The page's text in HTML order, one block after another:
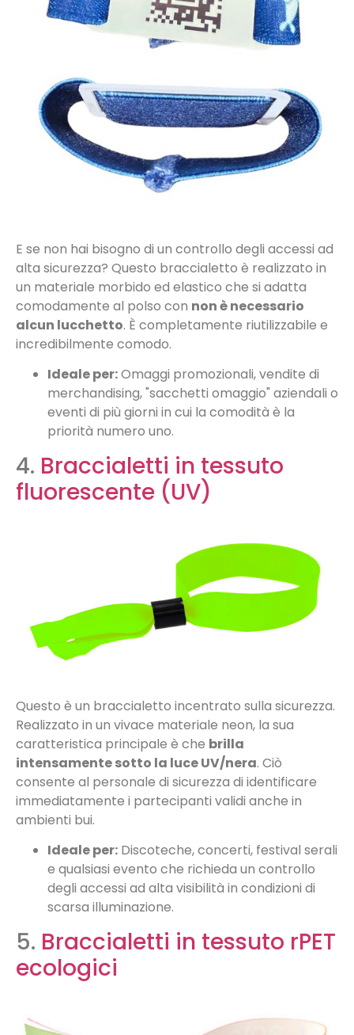
E se non hai bisogno di un controllo degli accessi ad
alta sicurezza? Questo braccialetto è realizzato in
un materiale morbido ed elastico che si adatta
comodamente al polso con non è necessario
alcun lucchetto. È completamente riutilizzabile e
incredibilmente comodo.
Ideale per:Omaggi promozionali, vendite di
merchandising, "sacchetti omaggio" aziendali o
eventi di più giorni in cui la comodità è la
priorità numero uno.
4. Braccialetti in tessuto
fluorescente (UV)
Questo è un braccialetto incentrato sulla sicurezza.
Realizzato in un vivace materiale neon, la sua
caratteristica principale è che brilla
intensamente sotto la luce UV/nera. Ciò
consente al personale di sicurezza di identificare
immediatamente i partecipanti validi anche in
ambienti bui.
Ideale per: Discoteche, concerti, festival serali
e qualsiasi evento che richieda un controllo
degli accessi ad alta visibilità in condizioni di
scarsa illuminazione.
5. Braccialetti in tessuto rPET
ecologici